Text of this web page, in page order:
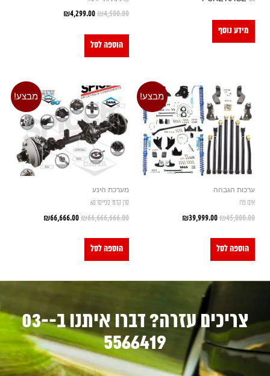
מידע נוסף
₪4,500.00
₪4,299.00
הוספה לסל
מבצע!
ערכות הגבהה
איבו פרו
₪45,000.00
₪39,999.00
הוספה לסל
מבצע!
מערכת הינע
סרן קדמי ספייסר 60
₪66,666,666.00
₪66,666.00
הוספה לסל
צריכים עזרה? דברו איתנו ב-03-
5566419